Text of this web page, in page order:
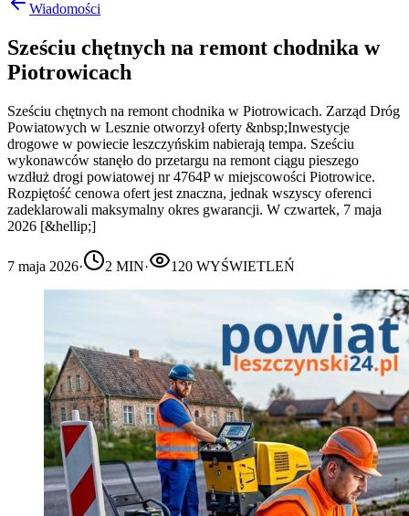
Wiadomości
Sześciu chętnych na remont chodnika w
Piotrowicach
Sześciu chętnych na remont chodnika w Piotrowicach. Zarząd Dróg
Powiatowych w Lesznie otworzył oferty &nbsp;Inwestycje
drogowe w powiecie leszczyńskim nabierają tempa. Sześciu
wykonawców stanęło do przetargu na remont ciągu pieszego
wzdłuż drogi powiatowej nr 4764P w miejscowości Piotrowice.
Rozpiętość cenowa ofert jest znaczna, jednak wszyscy oferenci
zadeklarowali maksymalny okres gwarancji. W czwartek, 7 maja
2026 [&hellip;]
7 maja 2026· 2 MIN· 120 WYŚWIETLEŃ